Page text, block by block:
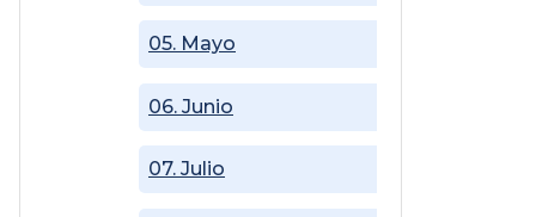
05. Mayo
06. Junio
07. Julio